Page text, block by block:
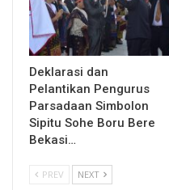
Deklarasi dan
Pelantikan Pengurus
Parsadaan Simbolon
Sipitu Sohe Boru Bere
Bekasi…
PREV NEXT